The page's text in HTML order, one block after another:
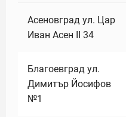
Асеновград ул. Цар
Иван Асен II 34
Благоевград ул.
Димитър Йосифов
№1